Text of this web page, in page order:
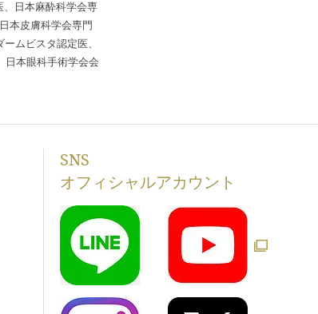
、日本麻酔科学会専
本皮膚科学会専門
ムビスタ認定医、
日本眼科手術学会会
SNS
オフィシャルアカウント